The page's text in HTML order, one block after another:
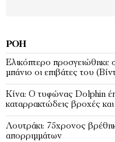
ΡΟΉ
Ελικόπτερο προσγειώθηκε
μπάνιο οι επιβάτες του
Κίνα: Ο τυφώνας Dolphin
καταρρακτώδεις βροχές
Λουτράκι: 75χρονος
απορριμμάτων